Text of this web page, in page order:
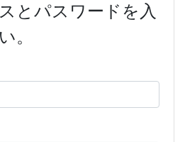
とパスワードを入
。